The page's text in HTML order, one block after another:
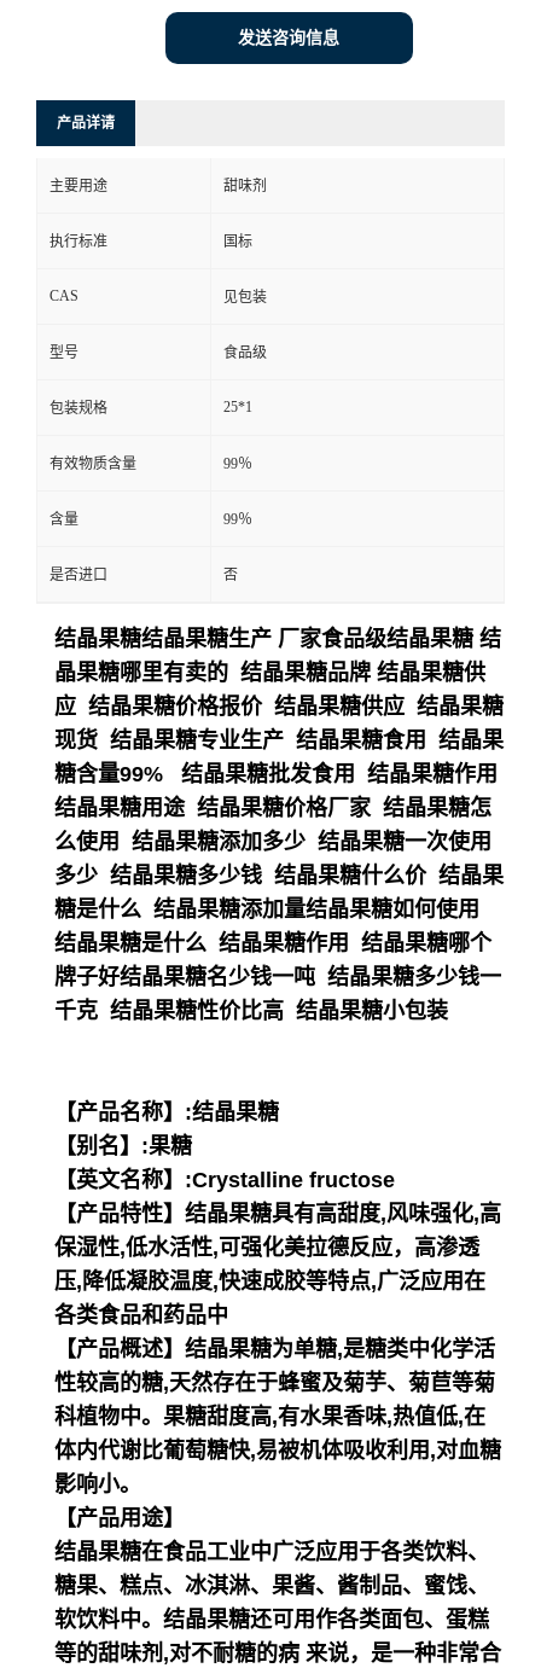
发送咨询信息
产品详请
主要用途 甜味剂
执行标准 国标
CAS 见包装
型号 食品级
包装规格 25*1
有效物质含量 99％
含量 99％
是否进口 否
结晶果糖结晶果糖生产 厂家食品级结晶果糖 结
晶果糖哪里有卖的 结晶果糖品牌 结晶果糖供
应 结晶果糖价格报价 结晶果糖供应 结晶果糖
现货 结晶果糖专业生产 结晶果糖食用 结晶果
糖含量99% 结晶果糖批发食用 结晶果糖作用
结晶果糖用途 结晶果糖价格厂家 结晶果糖怎
么使用 结晶果糖添加多少 结晶果糖一次使用
多少 结晶果糖多少钱 结晶果糖什么价 结晶果
糖是什么 结晶果糖添加量结晶果糖如何使用
结晶果糖是什么 结晶果糖作用 结晶果糖哪个
牌子好结晶果糖名少钱一吨 结晶果糖多少钱一
千克 结晶果糖性价比高 结晶果糖小包装
【产品名称】:结晶果糖
【别名】:果糖
【英文名称】:Crystalline fructose
【产品特性】结晶果糖具有高甜度,风味强化,高
保湿性,低水活性,可强化美拉德反应，高渗透
压,降低凝胶温度,快速成胶等特点,广泛应用在
各类食品和药品中
【产品概述】结晶果糖为单糖,是糖类中化学活
性较高的糖,天然存在于蜂蜜及菊芋、菊苣等菊
科植物中。果糖甜度高,有水果香味,热值低,在
体内代谢比葡萄糖快,易被机体吸收利用,对血糖
影响小。
【产品用途】
结晶果糖在食品工业中广泛应用于各类饮料、
糖果、糕点、冰淇淋、果酱、酱制品、蜜饯、
软饮料中。结晶果糖还可用作各类面包、蛋糕
等的甜味剂,对不耐糖的病 来说，是一种非常合